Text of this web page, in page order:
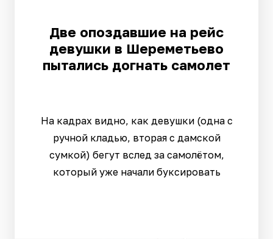
Две опоздавшие на рейс
девушки в Шереметьево
пытались догнать самолет
На кадрах видно, как девушки (одна с
ручной кладью, вторая с дамской
сумкой) бегут вслед за самолётом,
который уже начали буксировать